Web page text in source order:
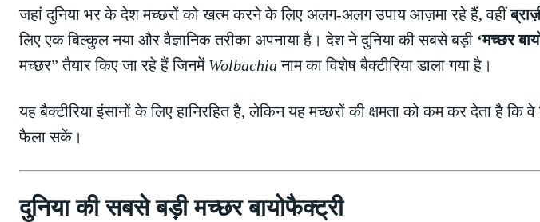
जहां दुनिया भर के देश मच्छरों को खत्म करने के लिए अलग-अलग उपाय आज़मा रहे हैं, वहीं
लिए एक बिल्कुल नया और वैज्ञानिक तरीका अपनाया है। देश ने दुनिया की सबसे बड़ी ‘मच्छर
मच्छर” तैयार किए जा रहे हैं जिनमें Wolbachiaनाम का विशेष बैक्टीरिया डाला गया है।
यह बैक्टीरिया इंसानों के लिए हानिरहित है, लेकिन यह मच्छरों की क्षमता को कम कर देता है कि वे
फैला सकें।
दुनिया की सबसे बड़ी मच्छर बायोफैक्ट्री